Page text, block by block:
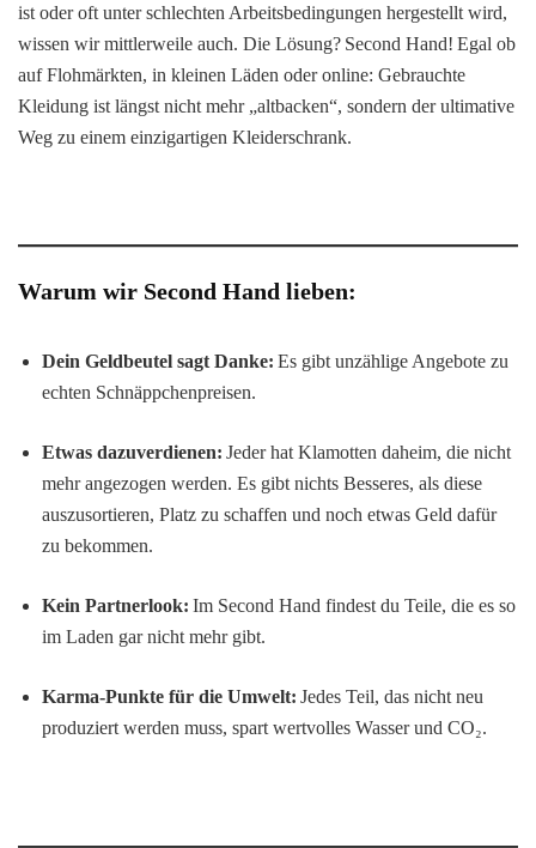
ist oder oft unter schlechten Arbeitsbedingungen hergestellt wird,
wissen wir mittlerweile auch. Die Lösung? Second Hand! Egal ob
auf Flohmärkten, in kleinen Läden oder online: Gebrauchte
Kleidung ist längst nicht mehr „altbacken“, sondern der ultimative
Weg zu einem einzigartigen Kleiderschrank.
Warum wir Second Hand lieben:
Dein Geldbeutel sagt Danke: Es gibt unzählige Angebote zu
echten Schnäppchenpreisen.
Etwas dazuverdienen: Jeder hat Klamotten daheim, die nicht
mehr angezogen werden. Es gibt nichts Besseres, als diese
auszusortieren, Platz zu schaffen und noch etwas Geld dafür
zu bekommen.
Kein Partnerlook: Im Second Hand findest du Teile, die es so
im Laden gar nicht mehr gibt.
Karma-Punkte für die Umwelt: Jedes Teil, das nicht neu
produziert werden muss, spart wertvolles Wasser und CO₂.